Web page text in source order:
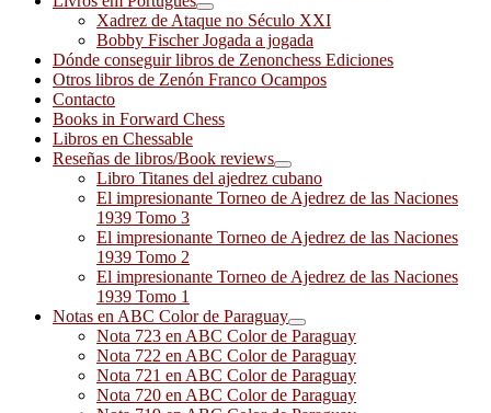
Xadrez de Ataque no Século XXI
Bobby Fischer Jogada a jogada
Dónde conseguir libros de Zenonchess Ediciones
Otros libros de Zenón Franco Ocampos
Contacto
Books in Forward Chess
Libros en Chessable
Reseñas de libros/Book reviews
Libro Titanes del ajedrez cubano
El impresionante Torneo de Ajedrez de las Naciones
1939 Tomo 3
El impresionante Torneo de Ajedrez de las Naciones
1939 Tomo 2
El impresionante Torneo de Ajedrez de las Naciones
1939 Tomo 1
Notas en ABC Color de Paraguay
Nota 723 en ABC Color de Paraguay
Nota 722 en ABC Color de Paraguay
Nota 721 en ABC Color de Paraguay
Nota 720 en ABC Color de Paraguay